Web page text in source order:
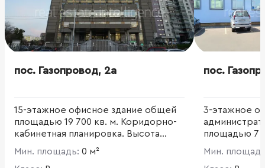
пос. Газопровод, 2а
15-этажное офисное здание общей
площадью 19 700 кв. м. Коридорно-
кабинетная планировка. Высота
потолков 4 м.
Мин. площадь: 0 м²
пос.
3-этажное
площадью 7
Мин.